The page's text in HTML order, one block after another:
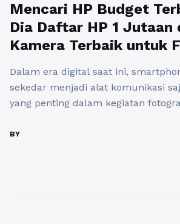
Mencari HP Budget
Dia Daftar HP 1 Jutaan
Kamera Terbaik untuk
Dalam era digital saat ini,
sekedar menjadi alat komunikasi
yang penting dalam kegiatan
namun tidak ingin mengorbankan
BY